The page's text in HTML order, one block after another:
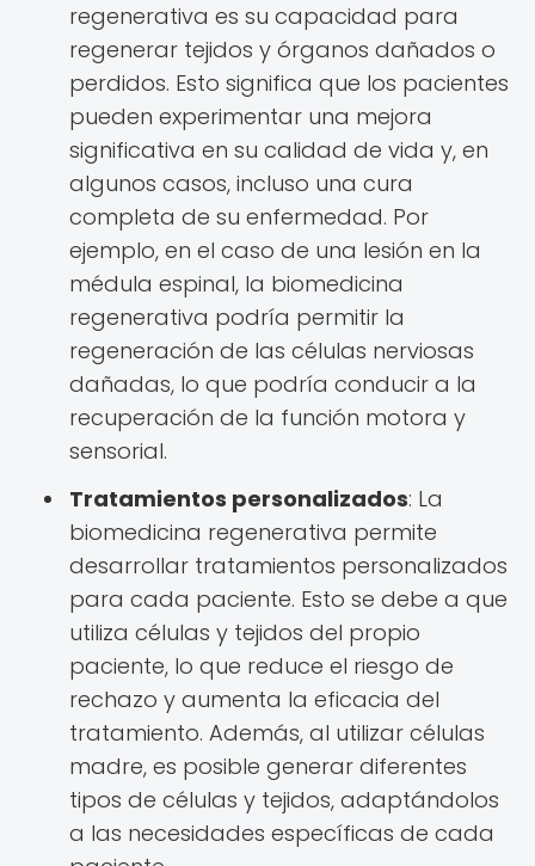
regenerativa es su capacidad para
regenerar tejidos y órganos dañados o
perdidos. Esto significa que los pacientes
pueden experimentar una mejora
significativa en su calidad de vida y, en
algunos casos, incluso una cura
completa de su enfermedad. Por
ejemplo, en el caso de una lesión en la
médula espinal, la biomedicina
regenerativa podría permitir la
regeneración de las células nerviosas
dañadas, lo que podría conducir a la
recuperación de la función motora y
sensorial.
Tratamientos personalizados: La
biomedicina regenerativa permite
desarrollar tratamientos personalizados
para cada paciente. Esto se debe a que
utiliza células y tejidos del propio
paciente, lo que reduce el riesgo de
rechazo y aumenta la eficacia del
tratamiento. Además, al utilizar células
madre, es posible generar diferentes
tipos de células y tejidos, adaptándolos
a las necesidades específicas de cada